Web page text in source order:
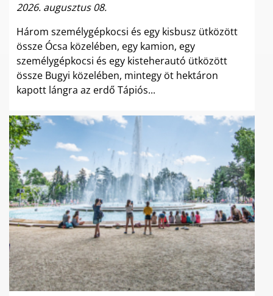
2026. augusztus 08.
Három személygépkocsi és egy kisbusz ütközött
össze Ócsa közelében, egy kamion, egy
személygépkocsi és egy kisteherautó ütközött
össze Bugyi közelében, mintegy öt hektáron
kapott lángra az erdő Tápiós...